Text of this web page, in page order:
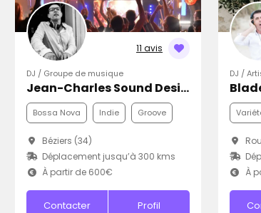
11 avis
DJ / Groupe de musique
Jean-Charles Sound Designer
Bossa Nova Indie Groove
Béziers (34)
Déplacement jusqu’à 300 kms
À partir de 600€
Contacter Profil
DJ /
À